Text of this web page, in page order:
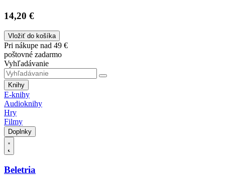
14,20 €
Vložiť do košíka
Pri nákupe nad 49 €
poštovné zadarmo
Vyhľadávanie
Knihy
E-knihy
Audioknihy
Hry
Filmy
Doplnky
Beletria